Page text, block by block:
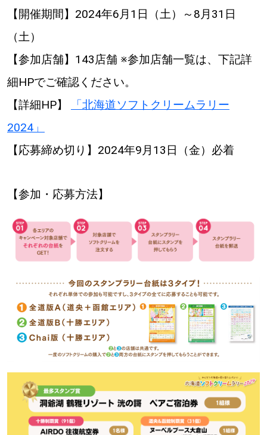
【開催期間】2024年6月1日（土）～8月31日
（土）
【参加店舗】143店舗 ※参加店舗一覧は、下記詳
細HPでご確認ください。
【詳細HP】
「北海道ソフトクリームラリー
2024」
【応募締め切り】2024年9月13日（金）必着
【参加・応募方法】